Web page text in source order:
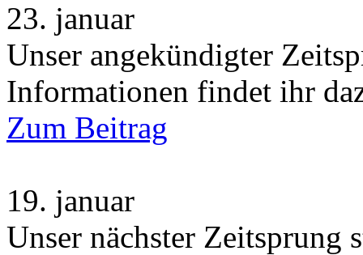
23. januar
Unser angekündigter
Informationen findet ihr
Zum Beitrag
19. januar
Unser nächster Zeitsprung